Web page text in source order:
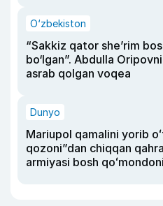
O‘zbekiston
“Sakkiz qator she’rim
bo‘lgan”. Abdulla
asrab qolgan voqea
Dunyo
Mariupol qamalini yorib
qozoni”dan chiqqan
armiyasi bosh